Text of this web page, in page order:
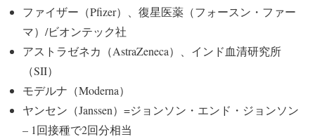
ファイザー（Pfizer）、復星医薬（フォースン・ファー
マ）/ビオンテック社
アストラゼネカ（AstraZeneca）、インド血清研究所
（SII）
モデルナ（Moderna）
ヤンセン（Janssen）=​​ジョンソン・エンド・ジョンソン
– 1回接種で2回分相当